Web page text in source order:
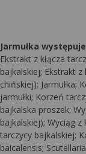
Jarmułka
Ekstrakt z kłącza
bajkalskiej; Ekstrakt
chińskiej); Jarmułka;
jarmułki; Korzeń
bajkalska proszek;
bajkalskiej); Wyciąg
tarczycy bajkalskiej;
baicalensis;